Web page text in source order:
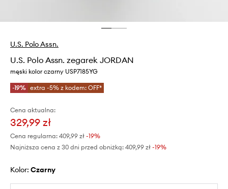
U.S. Polo Assn.
U.S. Polo Assn. zegarek JORDAN
męski kolor czarny USP7185YG
-19% extra -5% z kodem: OFF*
Cena aktualna:
329,99 zł
Cena regularna: 409,99 zł -19%
Najniższa cena z 30 dni przed obniżką: 409,99 zł -19%
Kolor: czarny